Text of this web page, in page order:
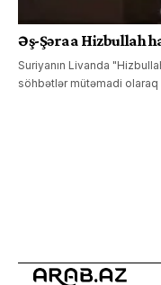
Əş-Şəraa Hizbullah
Suriyanın Livanda
söhbətlər mütəmadi